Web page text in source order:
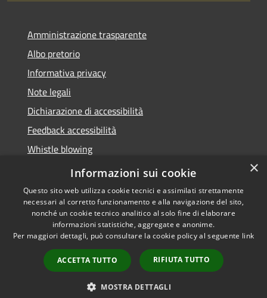
Amministrazione trasparente
Albo pretorio
Informativa privacy
Note legali
Dichiarazione di accessibilità
Feedback accessibilità
Whistle blowing
Titolare potere sostitutivo
Accessibilità
Copyright © 2026 • Comune di
Lurate Caccivio • Powered by
Municipium•
Accesso
redazione
×
Informazioni sui cookie
Questo sito web utilizza cookie tecnici e assimilati strettamente
necessari al corretto funzionamento e alla navigazione del sito,
nonché un cookie tecnico analitico al solo fine di elaborare
informazioni statistiche, aggregate e anonime.
Per maggiori dettagli, può consultare la cookie policy al seguente link
ACCETTA TUTTO RIFIUTA TUTTO
MOSTRA DETTAGLI